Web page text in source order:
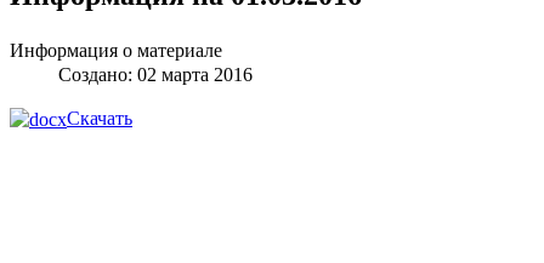
Информация о материале
Создано: 02 марта 2016
Скачать